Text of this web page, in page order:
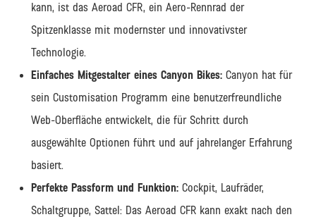
kann, ist das Aeroad CFR, ein Aero-Rennrad der
Spitzenklasse mit modernster und innovativster
Technologie.
Einfaches Mitgestalter eines Canyon Bikes: Canyon hat für
sein Customisation Programm eine benutzerfreundliche
Web-Oberfläche entwickelt, die für Schritt durch
ausgewählte Optionen führt und auf jahrelanger Erfahrung
basiert.
Perfekte Passform und Funktion: Cockpit, Laufräder,
Schaltgruppe, Sattel: Das Aeroad CFR kann exakt nach den